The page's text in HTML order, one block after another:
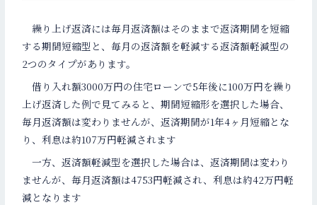
繰り上げ返済には毎月返済額はそのままで返済期間を短縮
する期間短縮型と、毎月の返済額を軽減する返済額軽減型の
2つのタイプがあります。
借り入れ額3000万円の住宅ローンで5年後に100万円を繰り
上げ返済した例で見てみると、期間短縮形を選択した場合、
毎月返済額は変わりませんが、返済期間が1年4ヶ月短縮とな
り、利息は約107万円軽減されます
一方、返済額軽減型を選択した場合は、返済期間は変わり
ませんが、毎月返済額は4753円軽減され、利息は約42万円軽
減となります